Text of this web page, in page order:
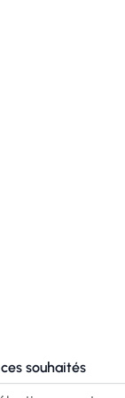
souhaités